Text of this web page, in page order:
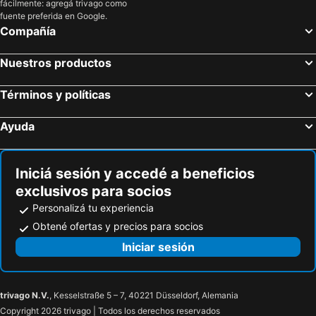
fácilmente: agregá trivago como
fuente preferida en Google.
Compañía
Nuestros productos
Términos y políticas
Ayuda
Iniciá sesión y accedé a beneficios
exclusivos para socios
Personalizá tu experiencia
Obtené ofertas y precios para socios
Iniciar sesión
trivago N.V., Kesselstraße 5 – 7, 40221 Düsseldorf, Alemania
Copyright 2026 trivago | Todos los derechos reservados